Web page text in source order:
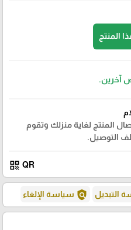
المنتج
آخرين.
المنتج لغاية منزلك وتقوم
التوصيل.
QR
qr_code
التبديل policy سياسة الإلغاء